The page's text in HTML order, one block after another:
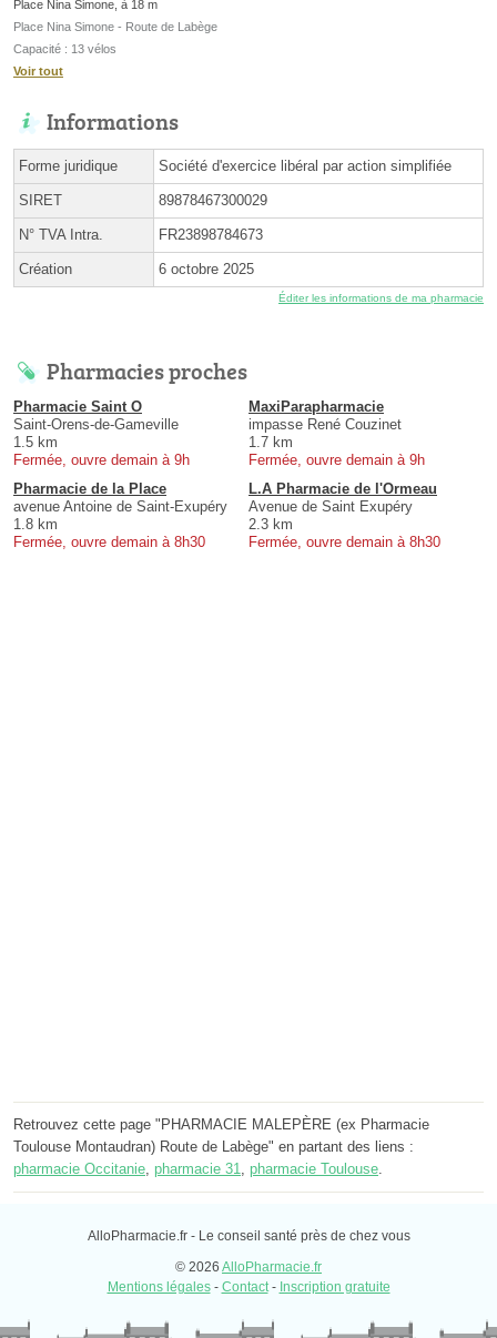
Place Nina Simone, à 18 m
Place Nina Simone - Route de Labège
Capacité : 13 vélos
Voir tout
Informations
Forme juridique Société d'exercice libéral par action simplifiée
SIRET 89878467300029
N° TVA Intra. FR23898784673
Création 6 octobre 2025
Éditer les informations de ma pharmacie
Pharmacies proches
Pharmacie Saint O
Saint-Orens-de-Gameville
1.5 km
Fermée, ouvre demain à 9h
MaxiParapharmacie
impasse René Couzinet
1.7 km
Fermée, ouvre demain à 9h
Pharmacie de la Place
avenue Antoine de Saint-Exupéry
1.8 km
Fermée, ouvre demain à 8h30
L.A Pharmacie de l'Ormeau
Avenue de Saint Exupéry
2.3 km
Fermée, ouvre demain à 8h30
Retrouvez cette page "PHARMACIE MALEPÈRE (ex Pharmacie
Toulouse Montaudran) Route de Labège" en partant des liens :
pharmacie Occitanie pharmacie 31 pharmacie Toulouse
AlloPharmacie.fr - Le conseil santé près de chez vous
© 2026 AlloPharmacie.fr
Mentions légales- Contact- Inscription gratuite